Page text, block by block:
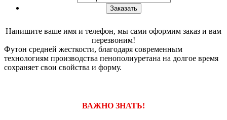
Напишите ваше имя и телефон, мы сами оформим заказ и вам
перезвоним!
Футон средней жесткости, благодаря современным
технологиям производства пенополиуретана на долгое время
сохраняет свои свойства и форму.
ВАЖНО ЗНАТЬ!